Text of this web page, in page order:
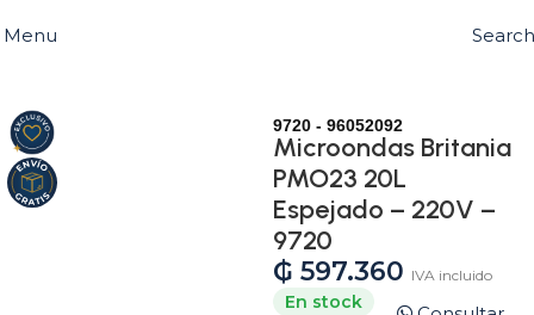
Menu
Search
9720 - 96052092
Microondas Britania
PMO23 20L
Espejado – 220V –
9720
₲ 597.360 IVA incluido
En stock